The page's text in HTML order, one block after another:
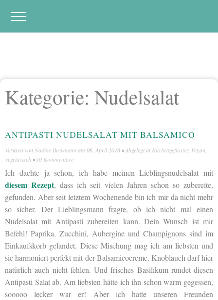
Kategorie: Nudelsalat
ANTIPASTI NUDELSALAT MIT BALSAMICO
Verfasst von Nadine Beckmann am 06. April 2016 • Abgelegt in Küchengeflüster, Vegan
Vegetarisch • 10 Kommentare
Ich dachte ja schon, ich habe meinen Lieblingsnudelsalat mit
diesem Rezept, dass ich seit vielen Jahren schon so zubereite,
gefunden. Aber seit letztem Wochenende bin ich mir da nicht mehr
so sicher. Der Lieblingsmann fragte, ob ich nicht mal einen
Nudelsalat mit Antipasti zubereiten kann. Dein Wunsch ist mir
Befehl! Paprika, Zucchini, Aubergine und Champignons sind im
Einkaufskorb gelandet. Diese Mischung mag ich am liebsten und
sie harmoniert perfekt mit der Balsamicocreme. Knoblauch darf hier
natürlich auch nicht fehlen. Und frisches Basilikum rundet diesen
Antipasti Salat ab. Am liebsten hätte ich ihn schon warm gegessen,
sooooo lecker war er! Aber ich hatte unseren Freunden